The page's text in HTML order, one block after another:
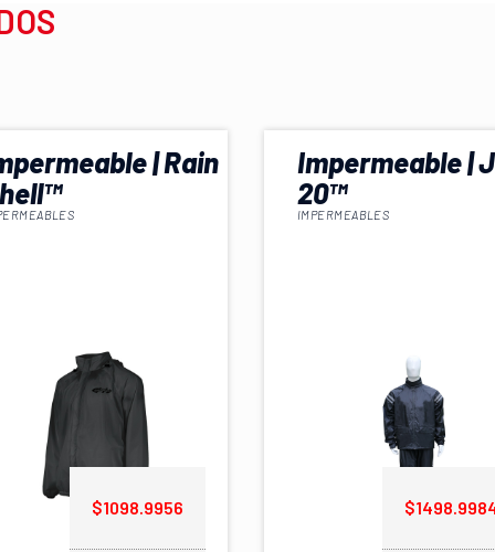
| Rain
$1098.9956
Impermeable |
20™
IMPERMEABLES